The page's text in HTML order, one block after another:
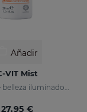
Añadir
VIT Mist
Bruma de belleza iluminadora y antioxidante
27.95 €